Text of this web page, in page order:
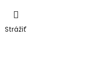
Strážiť